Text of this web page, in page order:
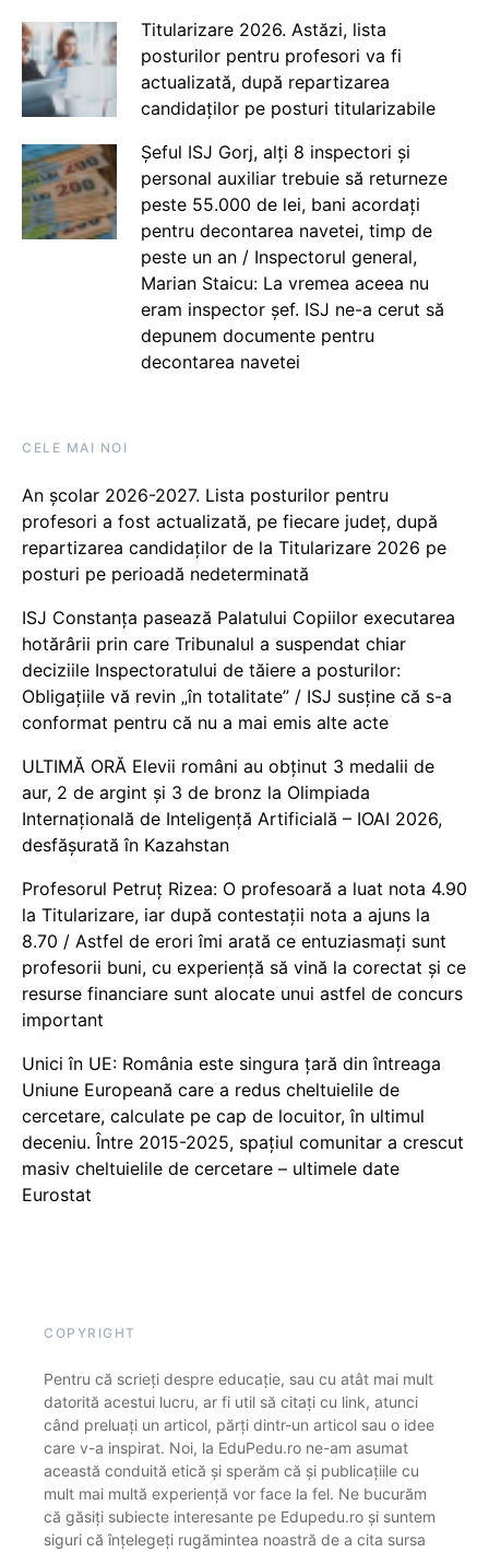
Titularizare 2026. Astăzi, lista
posturilor pentru profesori va fi
actualizată, după repartizarea
candidaților pe posturi titularizabile
Șeful ISJ Gorj, alți 8 inspectori și
personal auxiliar trebuie să returneze
peste 55.000 de lei, bani acordați
pentru decontarea navetei, timp de
peste un an / Inspectorul general,
Marian Staicu: La vremea aceea nu
eram inspector șef. ISJ ne-a cerut să
depunem documente pentru
decontarea navetei
CELE MAI NOI
An școlar 2026-2027. Lista posturilor pentru
profesori a fost actualizată, pe fiecare județ, după
repartizarea candidaților de la Titularizare 2026 pe
posturi pe perioadă nedeterminată
ISJ Constanța pasează Palatului Copiilor executarea
hotărârii prin care Tribunalul a suspendat chiar
deciziile Inspectoratului de tăiere a posturilor:
Obligațiile vă revin „în totalitate” / ISJ susține că s-a
conformat pentru că nu a mai emis alte acte
ULTIMĂ ORĂ Elevii români au obținut 3 medalii de
aur, 2 de argint și 3 de bronz la Olimpiada
Internațională de Inteligență Artificială – IOAI 2026,
desfășurată în Kazahstan
Profesorul Petruț Rizea: O profesoară a luat nota 4.90
la Titularizare, iar după contestații nota a ajuns la
8.70 / Astfel de erori îmi arată ce entuziasmați sunt
profesorii buni, cu experiență să vină la corectat și ce
resurse financiare sunt alocate unui astfel de concurs
important
Unici în UE: România este singura țară din întreaga
Uniune Europeană care a redus cheltuielile de
cercetare, calculate pe cap de locuitor, în ultimul
deceniu. Între 2015-2025, spațiul comunitar a crescut
masiv cheltuielile de cercetare – ultimele date
Eurostat
COPYRIGHT
Pentru că scrieți despre educație, sau cu atât mai mult
datorită acestui lucru, ar fi util să citați cu link, atunci
când preluați un articol, părți dintr-un articol sau o idee
care v-a inspirat. Noi, la EduPedu.ro ne-am asumat
această conduită etică și sperăm că și publicațiile cu
mult mai multă experiență vor face la fel. Ne bucurăm
că găsiți subiecte interesante pe Edupedu.ro și suntem
siguri că înțelegeți rugămintea noastră de a cita sursa